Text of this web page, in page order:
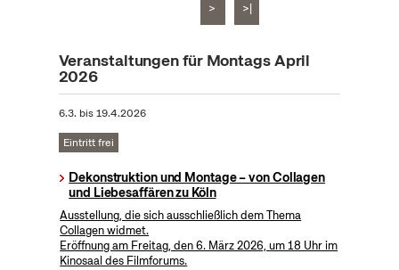
> >|
Veranstaltungen für Montags April
2026
6.3. bis19.4.2026
Eintritt frei
Dekonstruktion und Montage – von Collagen
und Liebesaffären zu Köln
Ausstellung, die sich ausschließlich dem Thema
Collagen widmet.
Eröffnung am Freitag, den 6. März 2026, um 18 Uhr im
Kinosaal des Filmforums.